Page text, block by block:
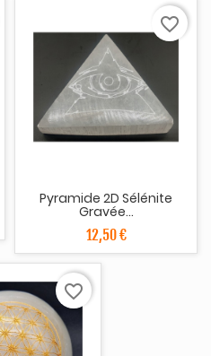
Pyramide 2D Sélénite
Gravée...
12,50 €
favorite_border
favorite_border